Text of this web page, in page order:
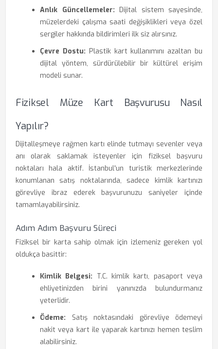
Anlık Güncellemeler: Dijital sistem sayesinde,
müzelerdeki çalışma saati değişiklikleri veya özel
sergiler hakkında bildirimleri ilk siz alırsınız.
Çevre Dostu: Plastik kart kullanımını azaltan bu
dijital yöntem, sürdürülebilir bir kültürel erişim
modeli sunar.
Fiziksel Müze Kart Başvurusu Nasıl
Yapılır?
Dijitalleşmeye rağmen kartı elinde tutmayı sevenler veya
anı olarak saklamak isteyenler için fiziksel başvuru
noktaları hala aktif. İstanbul'un turistik merkezlerinde
konumlanan satış noktalarında, sadece kimlik kartınızı
görevliye ibraz ederek başvurunuzu saniyeler içinde
tamamlayabilirsiniz.
Adım Adım Başvuru Süreci
Fiziksel bir karta sahip olmak için izlemeniz gereken yol
oldukça basittir:
Kimlik Belgesi: T.C. kimlik kartı, pasaport veya
ehliyetinizden birini yanınızda bulundurmanız
yeterlidir.
Ödeme: Satış noktasındaki görevliye ödemeyi
nakit veya kart ile yaparak kartınızı hemen teslim
alabilirsiniz.